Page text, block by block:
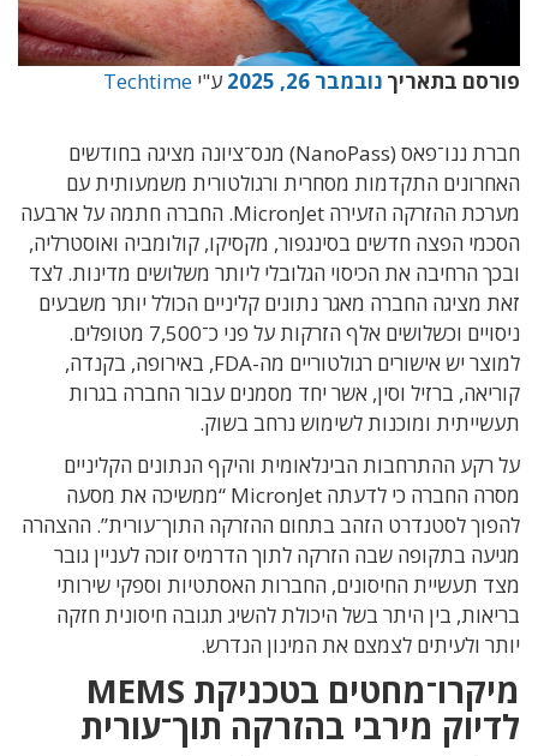
פורסם בתאריך נובמבר 26, 2025 ע"י Techtime
חברת ננו־פאס (NanoPass) מנס־ציונה מציגה בחודשים
האחרונים התקדמות מסחרית ורגולטורית משמעותית עם
מערכת ההזרקה הזעירה MicronJet. החברה חתמה על ארבעה
הסכמי הפצה חדשים בסינגפור, מקסיקו, קולומביה ואוסטרליה,
ובכך הרחיבה את הכיסוי הגלובלי ליותר משלושים מדינות. לצד
זאת מציגה החברה מאגר נתונים קליניים הכולל יותר משבעים
ניסויים וכשלושים אלף הזרקות על פני כ־7,500 מטופלים.
למוצר יש אישורים רגולטוריים מה-FDA, באירופה, בקנדה,
קוריאה, ברזיל וסין, אשר יחד מסמנים עבור החברה בגרות
תעשייתית ומוכנות לשימוש נרחב בשוק.
על רקע ההתרחבות הבינלאומית והיקף הנתונים הקליניים
מסרה החברה כי לדעתה MicronJet “ממשיכה את מסעה
להפוך לסטנדרט הזהב בתחום ההזרקה התוך־עורית”. ההצהרה
מגיעה בתקופה שבה הזרקה לתוך הדרמיס זוכה לעניין גובר
מצד תעשיית החיסונים, החברות האסתטיות וספקי שירותי
בריאות, בין היתר בשל היכולת להשיג תגובה חיסונית חזקה
יותר ולעיתים לצמצם את המינון הנדרש.
מיקרו־מחטים בטכניקת MEMS
לדיוק מירבי בהזרקה תוך־עורית